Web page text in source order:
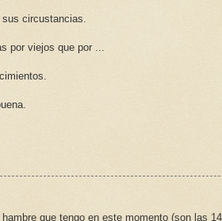
circustancias.
por viejos que por ...
que tengo en este momento (son las